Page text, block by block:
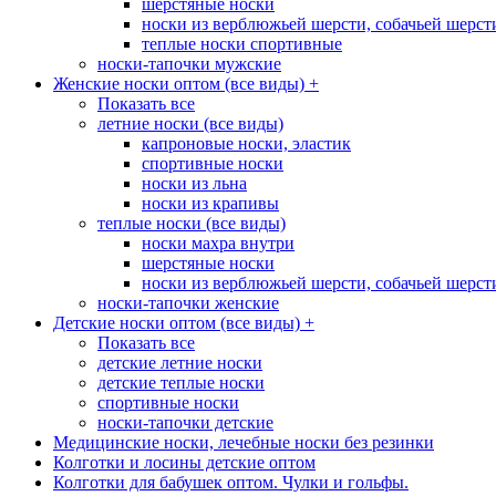
шерстяные носки
носки из верблюжьей шерсти, собачьей
теплые носки спортивные
носки-тапочки мужские
Женские носки оптом (все виды) +
Показать все
летние носки (все виды)
капроновые носки, эластик
спортивные носки
носки из льна
носки из крапивы
теплые носки (все виды)
носки махра внутри
шерстяные носки
носки из верблюжьей шерсти, собачьей
носки-тапочки женские
Детские носки оптом (все виды) +
Показать все
детские летние носки
детские теплые носки
спортивные носки
носки-тапочки детские
Медицинские носки, лечебные носки без резинки
Колготки и лосины детские оптом
Колготки для бабушек оптом. Чулки и гольфы.